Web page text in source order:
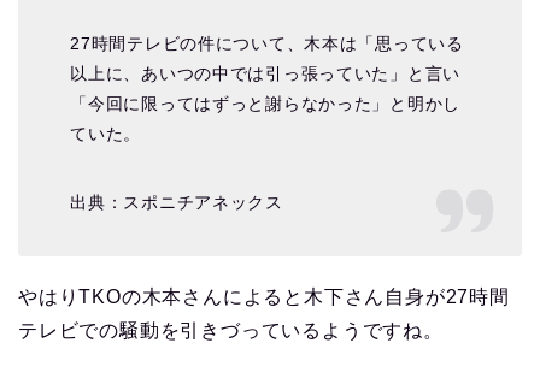
27時間テレビの件について、木本は「思っている
以上に、あいつの中では引っ張っていた」と言い
「今回に限ってはずっと謝らなかった」と明かし
ていた。
出典：スポニチアネックス
やはりTKOの木本さんによると木下さん自身が27時間
テレビでの騒動を引きづっているようですね。